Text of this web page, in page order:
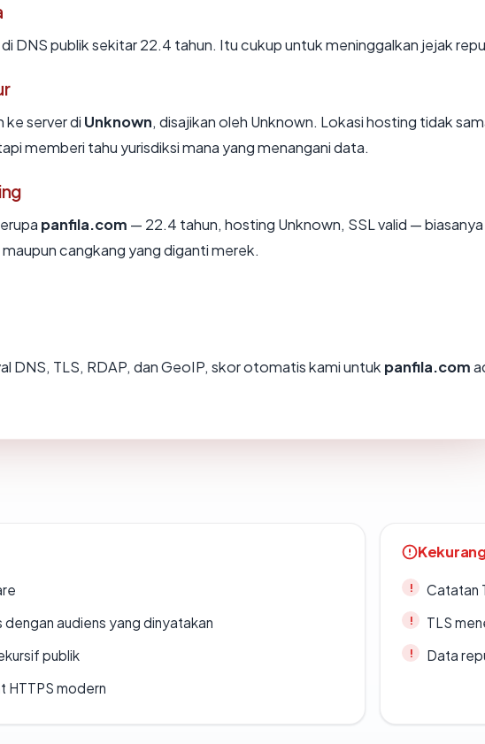
DNS publik sekitar 22.4 tahun. Itu cukup untuk meninggalkan jejak
ke server di Unknown, disajikan oleh Unknown. Lokasi hosting tidak
memberi tahu yurisdiksi mana yang menangani data.
panfila.com — 22.4 tahun, hosting Unknown, SSL valid — biasanya
cangkang yang diganti merek.
DNS, TLS, RDAP, dan GeoIP, skor otomatis kami untuk panfila.com
audiens yang dinyatakan
publik
HTTPS modern
Catatan
TLS
Data